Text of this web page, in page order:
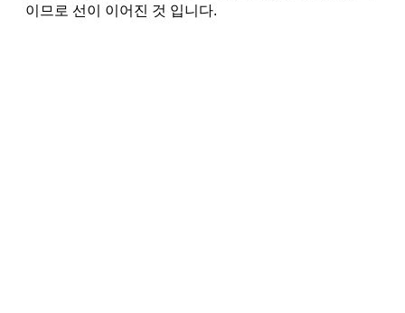
이므로 선이 이어진 것 입니다.